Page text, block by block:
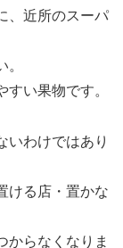
、近所のスーパ
い果物です。
いわけではあり
ける店・置かな
からなくなりま